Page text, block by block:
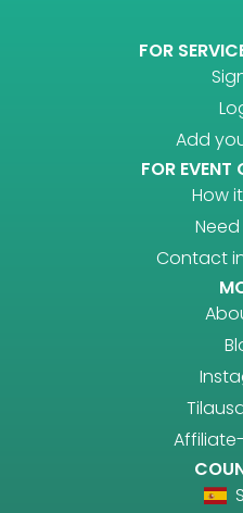
FOR
Add
FOR EVENT
How
Contact